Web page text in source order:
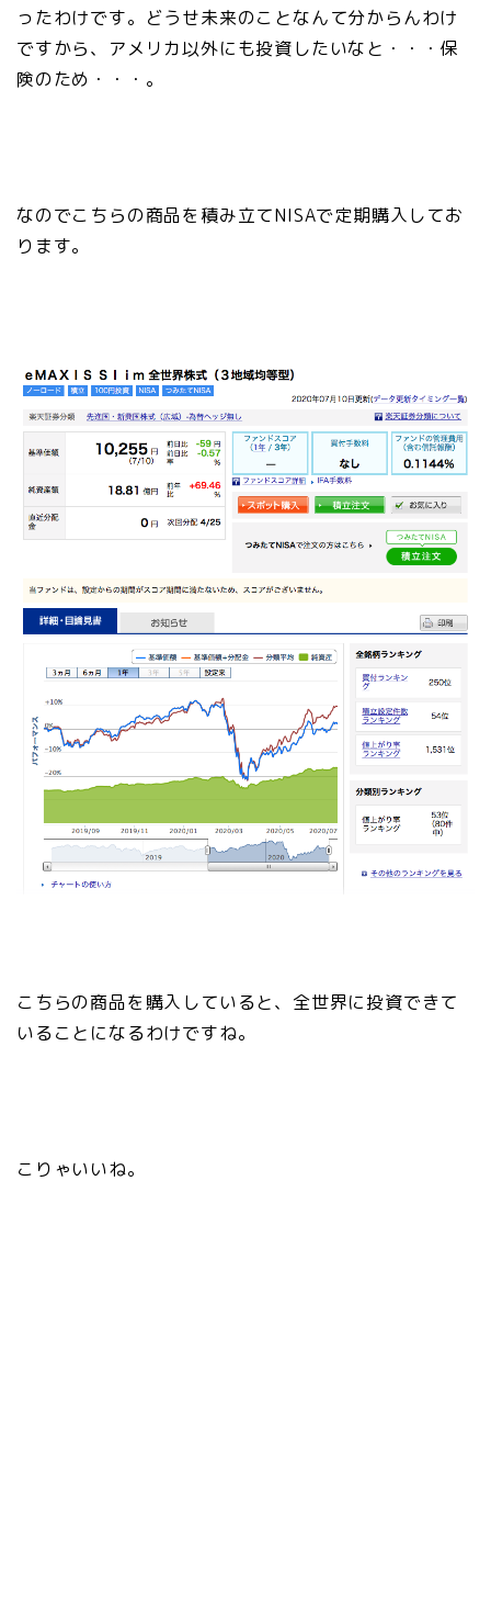
ったわけです。どうせ未来のことなんて分からんわけ
ですから、アメリカ以外にも投資したいなと・・・保
険のため・・・。
なのでこちらの商品を積み立てNISAで定期購入してお
ります。
こちらの商品を購入していると、全世界に投資できて
いることになるわけですね。
こりゃいいね。